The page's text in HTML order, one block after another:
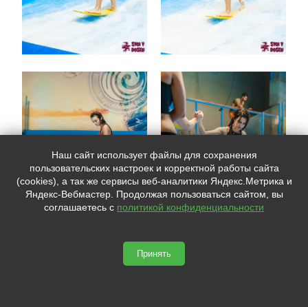
Наш сайт использует файлы для сохранения
пользовательских настроек и корректной работы сайта
(cookies), а так же сервисы веб-аналитики Яндекс.Метрика и
Яндекс-Вебмастер. Продолжая пользоваться сайтом, вы
соглашаетесь с политикой конфиденциальности
Принять